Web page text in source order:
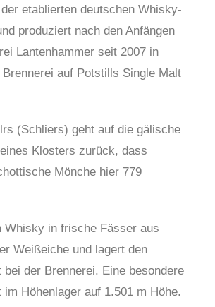
etablierten deutschen Whisky-
produziert nach den Anfängen
Lantenhammer seit 2007 in
Brennerei auf Potstills Single Malt
(Schliers) geht auf die gälische
Klosters zurück, dass
Mönche hier 779
Whisky in frische Fässer aus
Weißeiche und lagert den
der Brennerei. Eine besondere
im Höhenlager auf 1.501 m Höhe.